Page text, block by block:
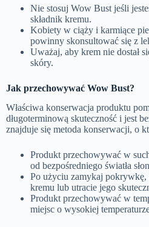
Nie stosuj Wow Bust jeśli
składnik kremu.
Kobiety w ciąży i karmiące
powinny skonsultować się z
Uważaj, aby krem ​​nie dostał
skóry.
Jak przechowywać Wow Bust?
Właściwa konserwacja produktu
długoterminową skuteczność i jest
znajduje się metoda konserwacji, o
Produkt przechowywać w
od bezpośredniego światła
Po użyciu zamykaj
kremu lub utracie jego
Produkt przechowywać w
miejsc o wysokiej